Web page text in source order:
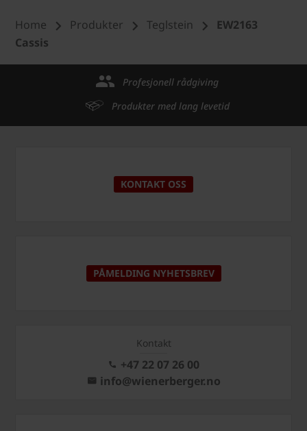
Home Produkter Teglstein
EW2163
Cassis
Profesjonell rådgiving
Produkter med lang levetid
KONTAKT OSS
PÅMELDING NYHETSBREV
Kontakt
+47 22 07 26 00
info@wienerberger.no